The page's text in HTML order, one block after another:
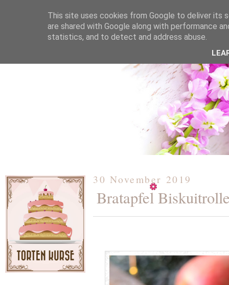
ÜBER MICH KOOPERATION TORTEN / KUCHEN /
30 November 2019
Bratapfel
This site uses cookies from Google to deliver its
are shared with Google along with performance
statistics, and to detect and address abuse.